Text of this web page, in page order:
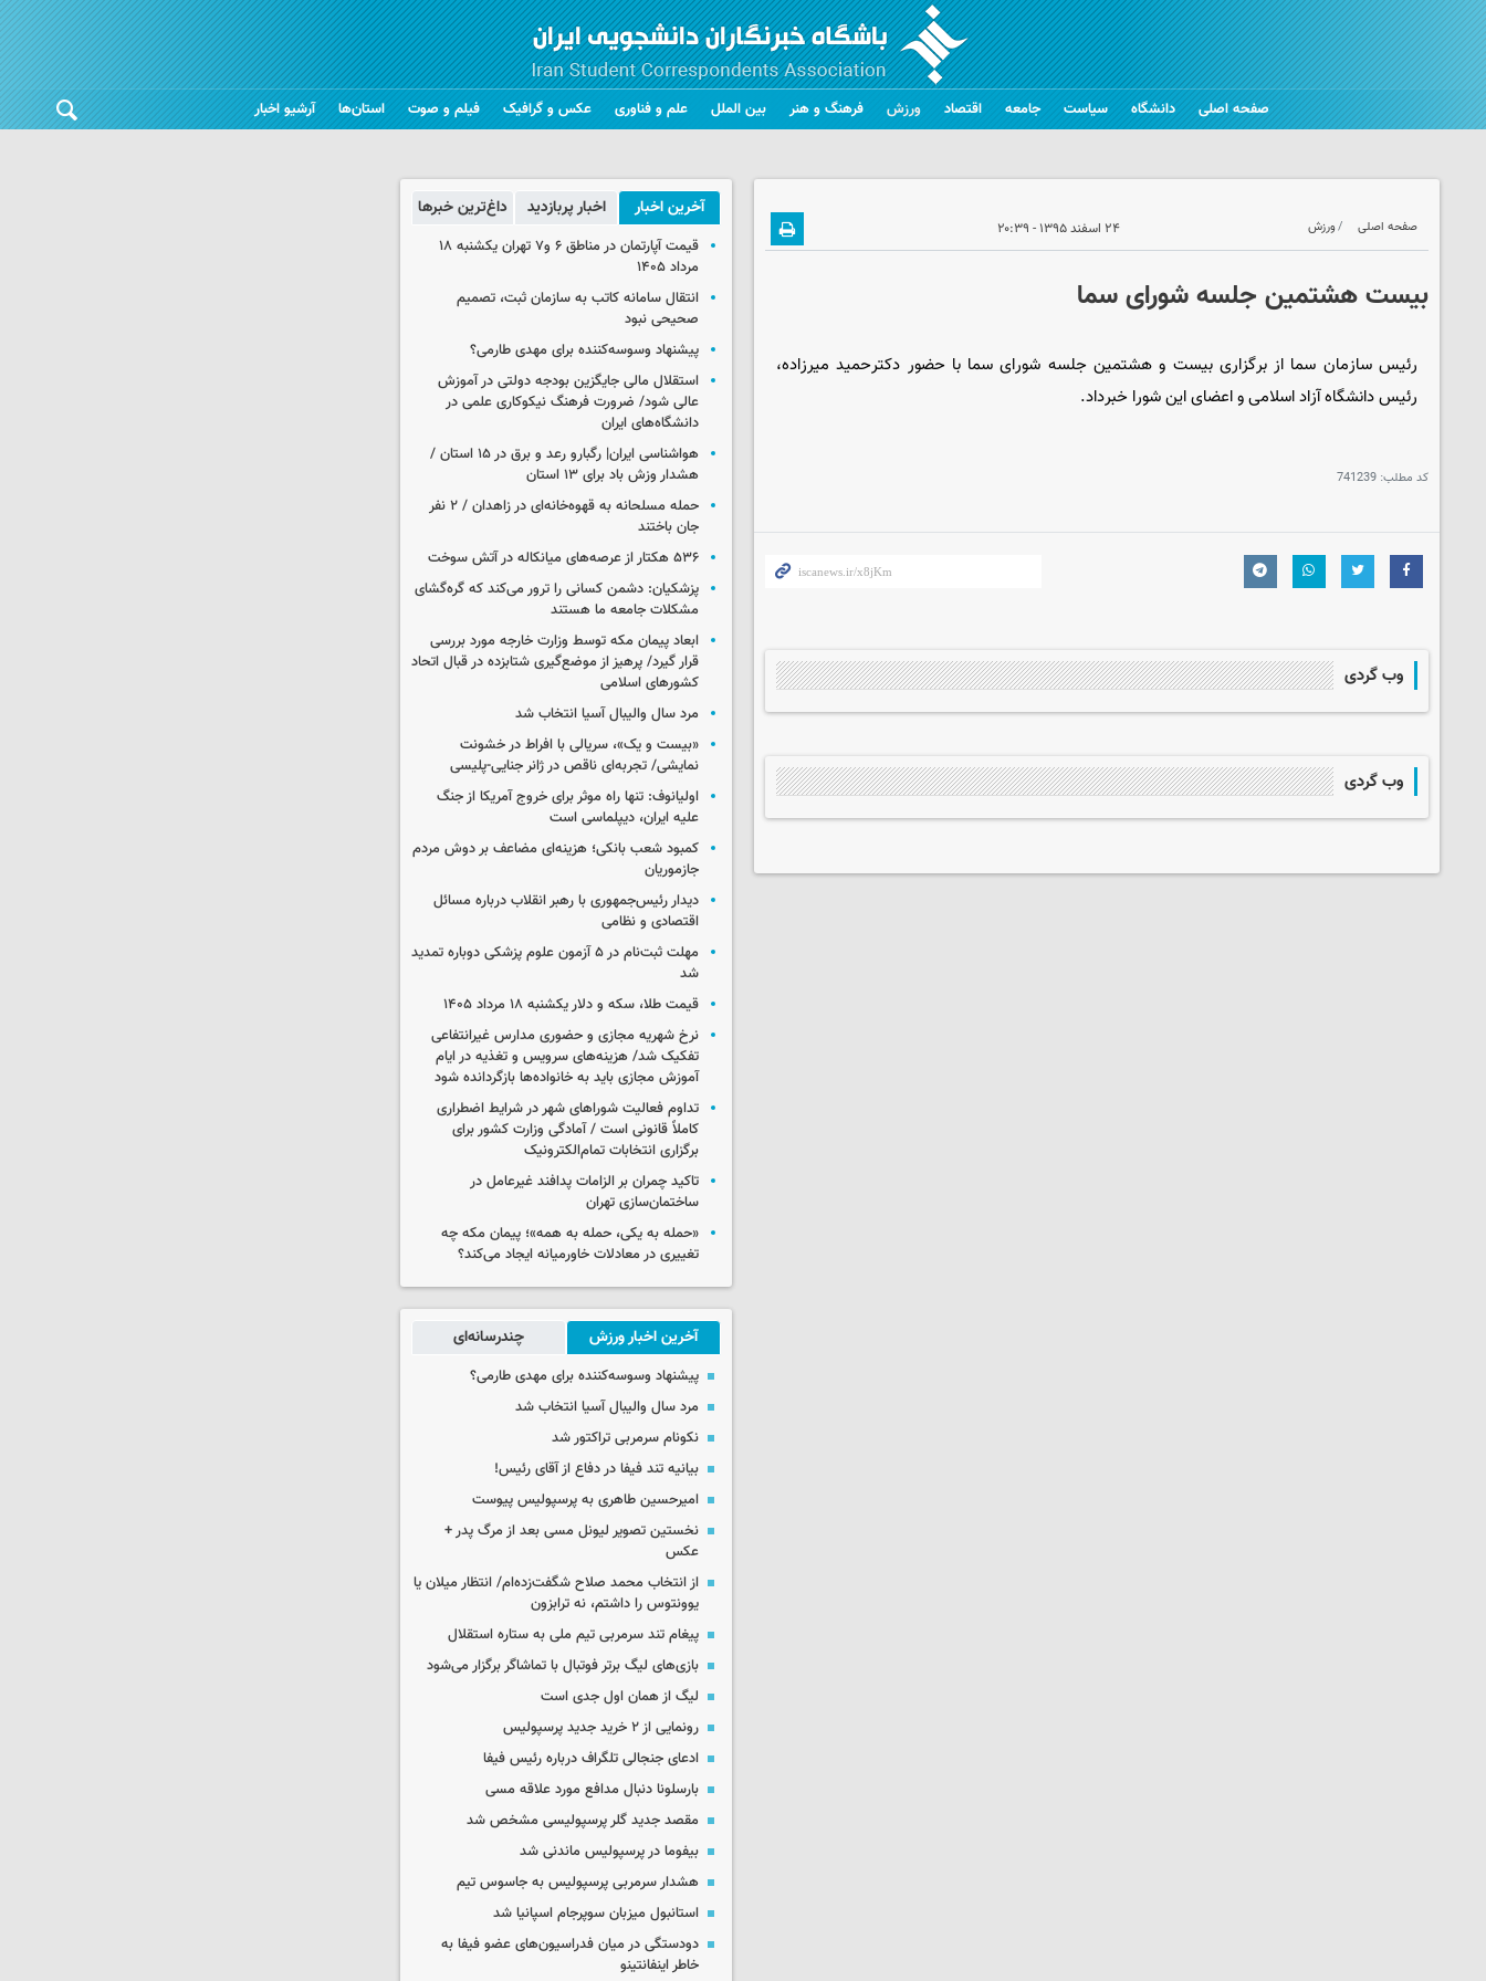
صفحه اصلی دانشگاه سیاست جامعه اقتصاد ورزش فرهنگ و هنر بین الملل علم و فناوری عکس و گرافیک فیلم و صوت استان‌ها آرشیو اخبار
صفحه اصلی ورزش ۲۴ اسفند ۱۳۹۵ - ۲۰:۳۹
بیست هشتمین جلسه شورای سما
رئیس سازمان سما از برگزاری بیست و هشتمین جلسه شورای سما با حضور دکترحمید میرزاده،
رئیس دانشگاه آزاد اسلامی و اعضای این شورا خبرداد.
کد مطلب: 741239
وب گردی
وب گردی
آخرین اخبار اخبار پربازدید داغ‌ترین خبرها
قیمت آپارتمان در مناطق ۶ و۷ تهران یکشنبه ۱۸
مرداد ۱۴۰۵
انتقال سامانه کاتب به سازمان ثبت، تصمیم
صحیحی نبود
پیشنهاد وسوسه‌کننده برای مهدی طارمی؟
استقلال مالی جایگزین بودجه دولتی در آموزش
عالی شود/ ضرورت فرهنگ نیکوکاری علمی در
دانشگاه‌های ایران
هواشناسی ایران| رگبارو رعد و برق در ۱۵ استان /
هشدار وزش باد برای ۱۳ استان‌
حمله مسلحانه به قهوه‌خانه‌ای در زاهدان / ۲ نفر
جان باختند
۵۳۶ هکتار از عرصه‌های میانکاله در آتش سوخت
پزشکیان: دشمن کسانی را ترور می‌کند که گره‌گشای
مشکلات جامعه ما هستند
ابعاد پیمان مکه توسط وزارت خارجه مورد بررسی
قرار گیرد/ پرهیز از موضع‌گیری شتابزده در قبال اتحاد
کشورهای اسلامی
مرد سال والیبال آسیا انتخاب شد
«بیست و یک»، سریالی با افراط در خشونت
نمایشی/ تجربه‌ای ناقص در ژانر جنایی-پلیسی
اولیانوف: تنها راه موثر برای خروج آمریکا از جنگ
علیه ایران، دیپلماسی است
کمبود شعب بانکی؛ هزینه‌ای مضاعف بر دوش مردم
جازموریان
دیدار رئیس‌جمهوری با رهبر انقلاب درباره مسائل
اقتصادی و نظامی
مهلت ثبت‌نام در ۵ آزمون علوم پزشکی دوباره تمدید
شد
قیمت طلا، سکه و دلار یکشنبه ۱۸ مرداد ۱۴۰۵
نرخ شهریه مجازی و حضوری مدارس غیرانتفاعی
تفکیک شد/ هزینه‌های سرویس و تغذیه در ایام
آموزش مجازی باید به خانواده‌ها بازگردانده شود
تداوم فعالیت شوراهای شهر در شرایط اضطراری
کاملاً قانونی است / آمادگی وزارت کشور برای
برگزاری انتخابات تمام‌الکترونیک
تاکید چمران بر الزامات پدافند غیرعامل در
ساختمان‌سازی تهران
«حمله به یکی، حمله به همه»؛ پیمان مکه چه
تغییری در معادلات خاورمیانه ایجاد می‌کند؟
آخرین اخبار ورزش چندرسانه‌ای
پیشنهاد وسوسه‌کننده برای مهدی طارمی؟
مرد سال والیبال آسیا انتخاب شد
نکونام سرمربی تراکتور شد
بیانیه تند فیفا در دفاع از آقای رئیس!
امیرحسین طاهری به پرسپولیس پیوست
نخستین تصویر لیونل مسی بعد از مرگ پدر +
عکس
از انتخاب محمد صلاح شگفت‌زده‌ام/ انتظار میلان یا
یوونتوس را داشتم، نه ترابزون
پیغام تند سرمربی تیم ملی به ستاره استقلال
بازی‌های لیگ برتر فوتبال با تماشاگر برگزار می‌شود
لیگ از همان اول جدی است
رونمایی از ۲ خرید جدید پرسپولیس
ادعای جنجالی تلگراف درباره رئیس فیفا
بارسلونا دنبال مدافع مورد علاقه مسی
مقصد جدید گلر پرسپولیسی مشخص شد
بیفوما در پرسپولیس ماندنی شد
هشدار سرمربی پرسپولیس به جاسوس تیم
استانبول میزبان سوپرجام اسپانیا شد
دودستگی در میان فدراسیون‌های عضو فیفا به
خاطر اینفانتینو